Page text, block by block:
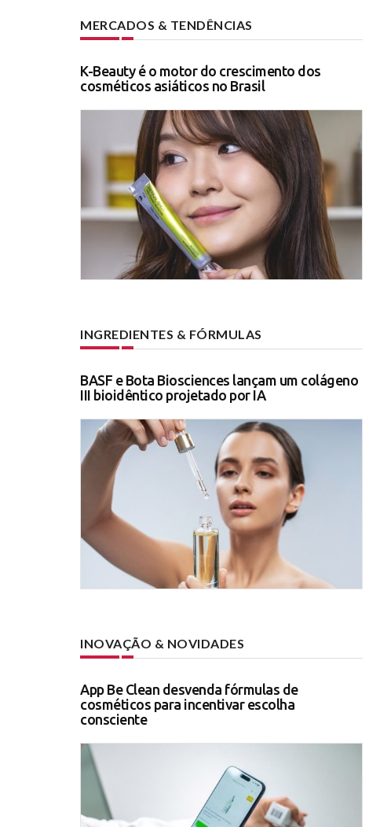
MERCADOS & TENDÊNCIAS
K-Beauty é o motor do crescimento dos
cosméticos asiáticos no Brasil
INGREDIENTES & FÓRMULAS
BASF e Bota Biosciences lançam um colágeno
III bioidêntico projetado por IA
INOVAÇÃO & NOVIDADES
App Be Clean desvenda fórmulas de
cosméticos para incentivar escolha
consciente